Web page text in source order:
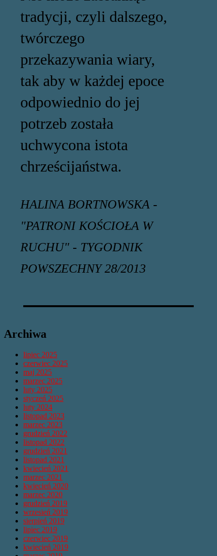
tradycji, czyli dalszego,
twórczego
przekazywania wiary,
tak aby w każdej epoce
odpowiednio do jej
potrzeb została
uchwycona istota
chrześcijaństwa.
HALINA BORTNOWSKA -
"PATRONI KOŚCIOŁA W
RUCHU" - TYGODNIK
POWSZECHNY 28/2013
Archiwa
lipiec 2025
czerwiec 2025
maj 2025
marzec 2025
luty 2025
styczeń 2025
luty 2024
listopad 2023
marzec 2023
grudzień 2022
listopad 2022
grudzień 2021
listopad 2021
kwiecień 2021
marzec 2021
kwiecień 2020
marzec 2020
grudzień 2019
wrzesień 2019
sierpień 2019
lipiec 2019
czerwiec 2019
kwiecień 2019